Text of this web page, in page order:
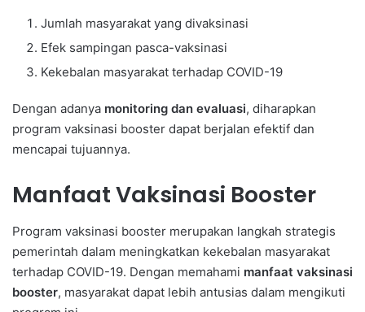
Jumlah masyarakat yang divaksinasi
Efek sampingan pasca-vaksinasi
Kekebalan masyarakat terhadap COVID-19
Dengan adanya monitoring dan evaluasi, diharapkan
program vaksinasi booster dapat berjalan efektif dan
mencapai tujuannya.
Manfaat Vaksinasi Booster
Program vaksinasi booster merupakan langkah strategis
pemerintah dalam meningkatkan kekebalan masyarakat
terhadap COVID-19. Dengan memahami manfaat vaksinasi
booster, masyarakat dapat lebih antusias dalam mengikuti